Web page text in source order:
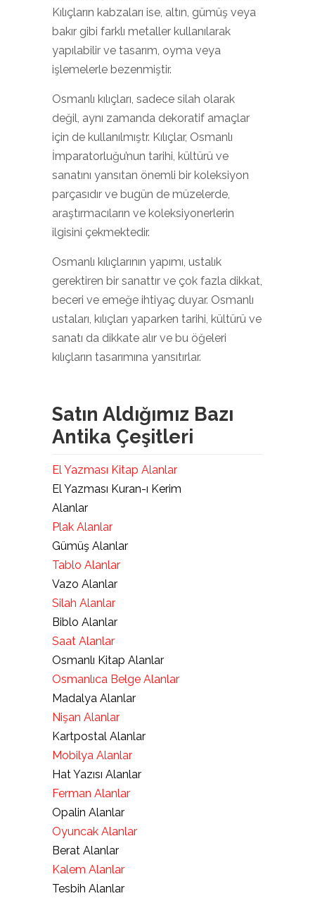
Kılıçların kabzaları ise, altın, gümüş veya
bakır gibi farklı metaller kullanılarak
yapılabilir ve tasarım, oyma veya
işlemelerle bezenmiştir.
Osmanlı kılıçları, sadece silah olarak
değil, aynı zamanda dekoratif amaçlar
için de kullanılmıştr. Kılıçlar, Osmanlı
İmparatorluğu’nun tarihi, kültürü ve
sanatını yansıtan önemli bir koleksiyon
parçasıdır ve bugün de müzelerde,
araştırmacıların ve koleksiyonerlerin
ilgisini çekmektedir.
Osmanlı kılıçlarının yapımı, ustalık
gerektiren bir sanattır ve çok fazla dikkat,
beceri ve emeğe ihtiyaç duyar. Osmanlı
ustaları, kılıçları yaparken tarihi, kültürü ve
sanatı da dikkate alır ve bu öğeleri
kılıçların tasarımına yansıtırlar.
Satın Aldığımız Bazı
Antika Çeşitleri
El Yazması Kitap Alanlar
El Yazması Kuran-ı Kerim
Alanlar
Plak Alanlar
Gümüş Alanlar
Tablo Alanlar
Vazo Alanlar
Silah Alanlar
Biblo Alanlar
Saat Alanlar
Osmanlı Kitap Alanlar
Osmanlıca Belge Alanlar
Madalya Alanlar
Nişan Alanlar
Kartpostal Alanlar
Mobilya Alanlar
Hat Yazısı Alanlar
Ferman Alanlar
Opalin Alanlar
Oyuncak Alanlar
Berat Alanlar
Kalem Alanlar
Tesbih Alanlar